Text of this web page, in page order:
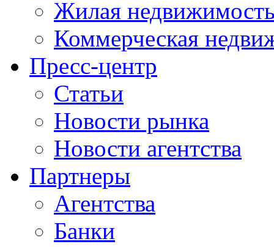
Жилая
Коммерческая
Пресс-центр
Статьи
Новости рынка
Новости агентства
Партнеры
Агентства
Банки